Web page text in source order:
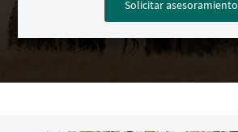
Solicitar asesoramiento